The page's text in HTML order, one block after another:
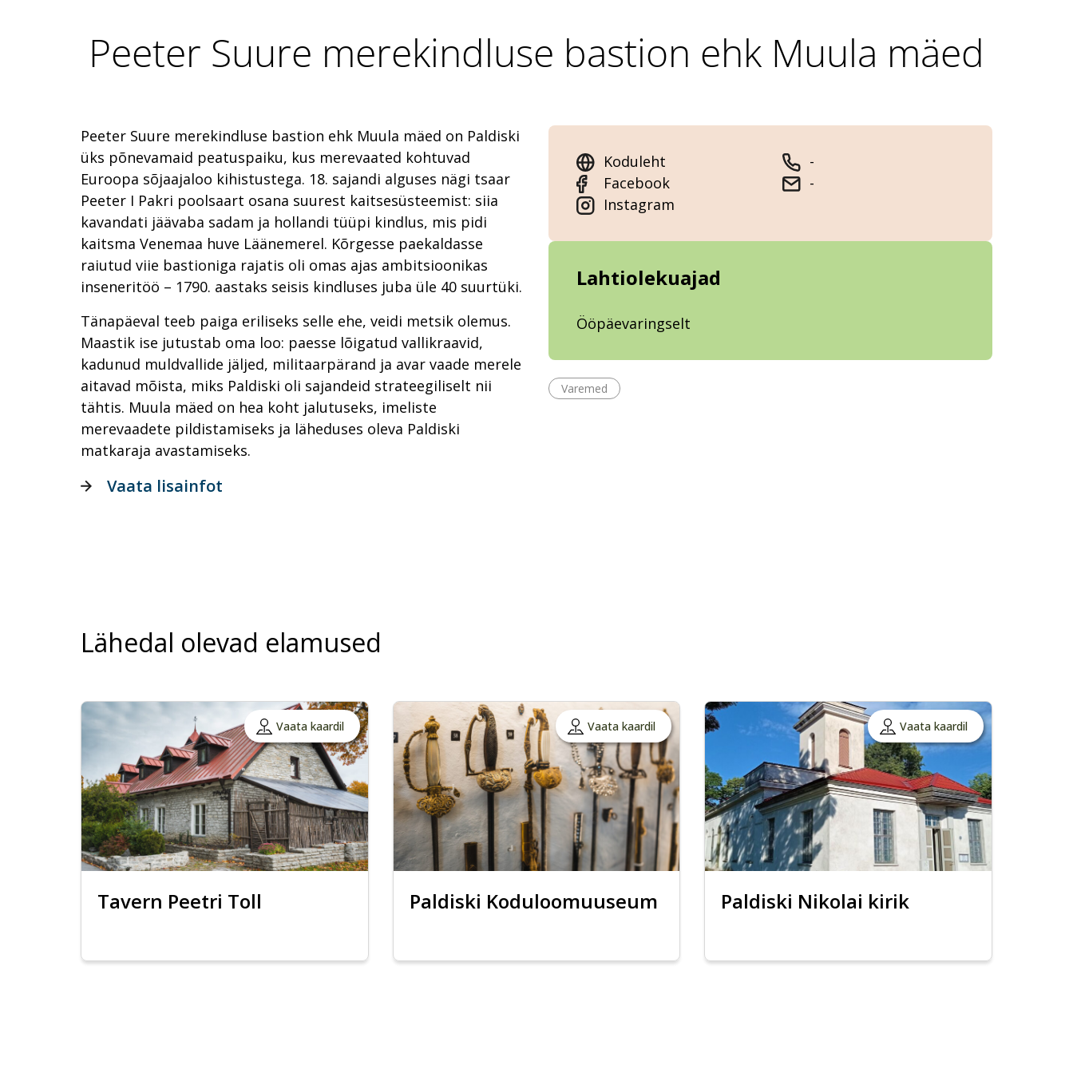
Peeter Suure merekindluse bastion ehk Muula mäed
Peeter Suure merekindluse bastion ehk Muula mäed on Paldiski
üks põnevamaid peatuspaiku, kus merevaated kohtuvad
Euroopa sõjaajaloo kihistustega. 18. sajandi alguses nägi tsaar
Peeter I Pakri poolsaart osana suurest kaitsesüsteemist: siia
kavandati jäävaba sadam ja hollandi tüüpi kindlus, mis pidi
kaitsma Venemaa huve Läänemerel. Kõrgesse paekaldasse
raiutud viie bastioniga rajatis oli omas ajas ambitsioonikas
inseneritöö – 1790. aastaks seisis kindluses juba üle 40 suurtüki.
Tänapäeval teeb paiga eriliseks selle ehe, veidi metsik olemus.
Maastik ise jutustab oma loo: paesse lõigatud vallikraavid,
kadunud muldvallide jäljed, militaarpärand ja avar vaade merele
aitavad mõista, miks Paldiski oli sajandeid strateegiliselt nii
tähtis. Muula mäed on hea koht jalutuseks, imeliste
merevaadete pildistamiseks ja läheduses oleva Paldiski
matkaraja avastamiseks.
Koduleht
Facebook
Instagram
-
-
Lahtiolekuajad
Ööpäevaringselt
Varemed
Vaata lisainfot
Lähedal olevad elamused
Vaata kaardil
Tavern Peetri Toll
Vaata kaardil
Paldiski Koduloomuuseum
Vaata kaardil
Paldiski Nikolai kirik